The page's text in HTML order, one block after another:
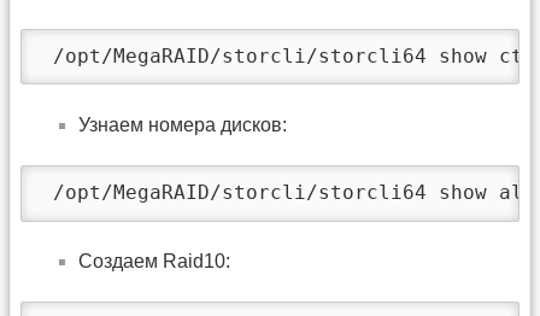
/opt/MegaRAID/storcli/storcli64 show
Узнаем номера дисков:
/opt/MegaRAID/storcli/storcli64 show all
Создаем Raid10: